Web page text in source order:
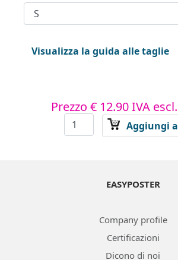
Visualizza la guida alle taglie
Prezzo € 12.90IVA escl.
Aggiungi
EASYPOSTER
Company profile
Certificazioni
Dicono di noi